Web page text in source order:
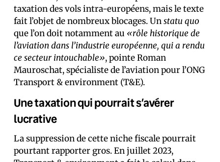
taxation des vols intra-européens, mais le texte
fait l’objet de nombreux blocages. Unstatu quo
que l’on doit notamment au «rôle historique de
l’aviation dans l’industrie européenne, qui a rendu
ce secteur intouchable», pointe Roman
Mauroschat, spécialiste de l’aviation pour l’ONG
Transport & environment (T&E).
Une taxation qui pourrait s’avérer
lucrative
La suppression de cette niche fiscale pourrait
pourtant rapporter gros. En juillet 2023,